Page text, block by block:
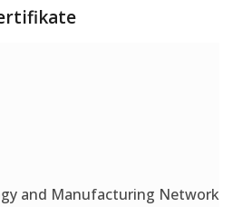
and Manufacturing Network